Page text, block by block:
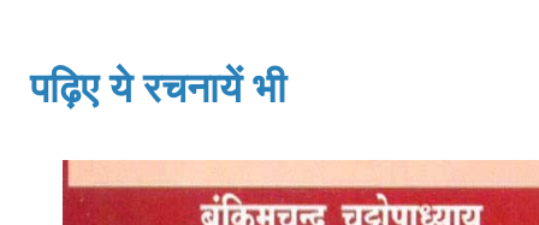
पढ़िए ये रचनायें भी